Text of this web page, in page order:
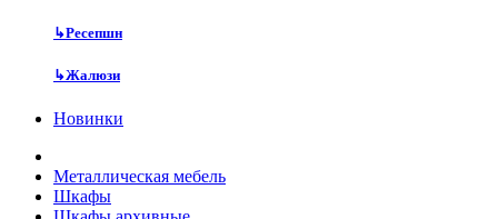
↳Ресепшн
↳Жалюзи
Новинки
Металлическая мебель
Шкафы